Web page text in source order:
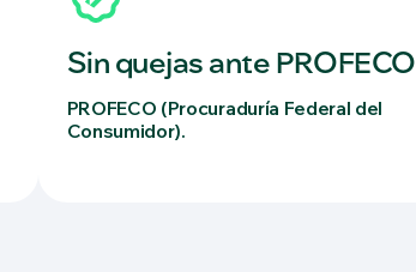
Sin quejas ante PROFECO
PROFECO (Procuraduría Federal del
Consumidor).